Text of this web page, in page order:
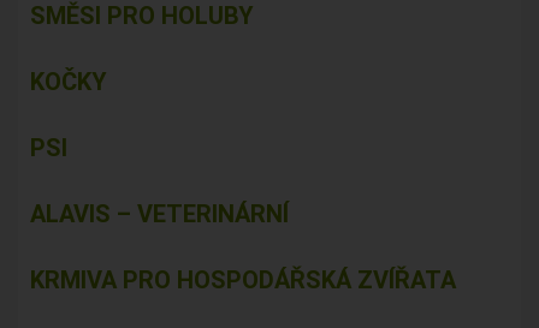
SMĚSI PRO HOLUBY
KOČKY
PSI
ALAVIS – VETERINÁRNÍ
KRMIVA PRO HOSPODÁŘSKÁ ZVÍŘATA